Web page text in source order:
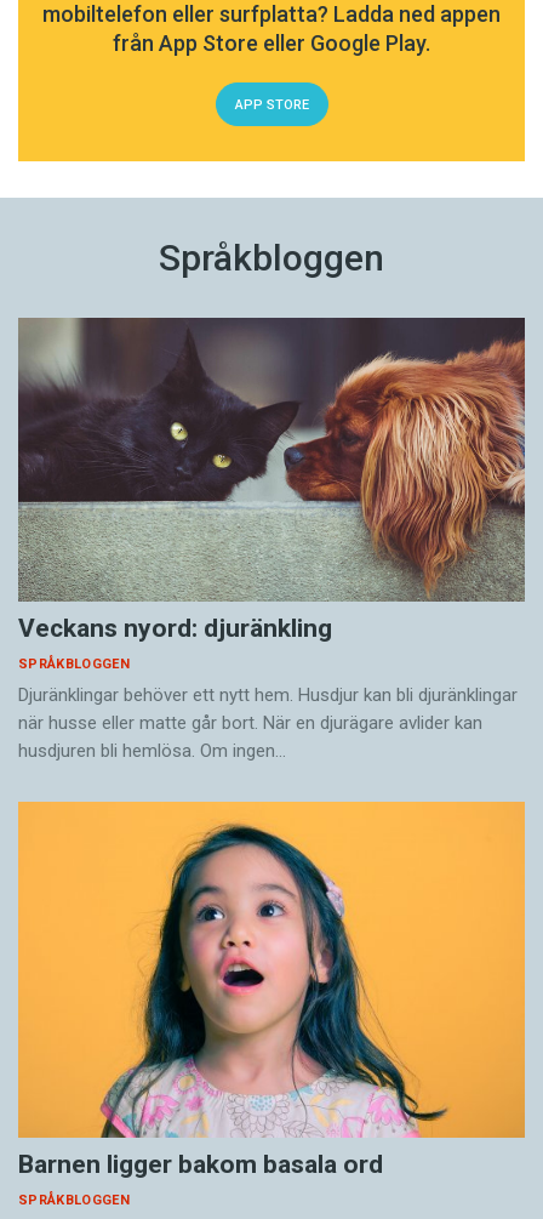
mobiltelefon eller surfplatta? Ladda ned appen
från App Store eller Google Play.
APP STORE
Språkbloggen
Veckans nyord: djuränkling
SPRÅKBLOGGEN
Djuränklingar behöver ett nytt hem. Husdjur kan bli djuränklingar
när husse eller matte går bort. När en djurägare avlider kan
husdjuren bli hemlösa. Om ingen…
Barnen ligger bakom basala ord
SPRÅKBLOGGEN